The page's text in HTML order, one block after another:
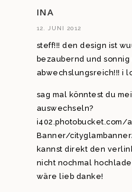
INA
12. JUNI 2012
steff!!! den design ist
bezaubernd und sonnig
abwechslungsreich!!! i
sag mal könntest du
auswechseln?
i402.photobucket.com/
Banner/
kannst direkt den
nicht nochmal
wäre lieb danke!